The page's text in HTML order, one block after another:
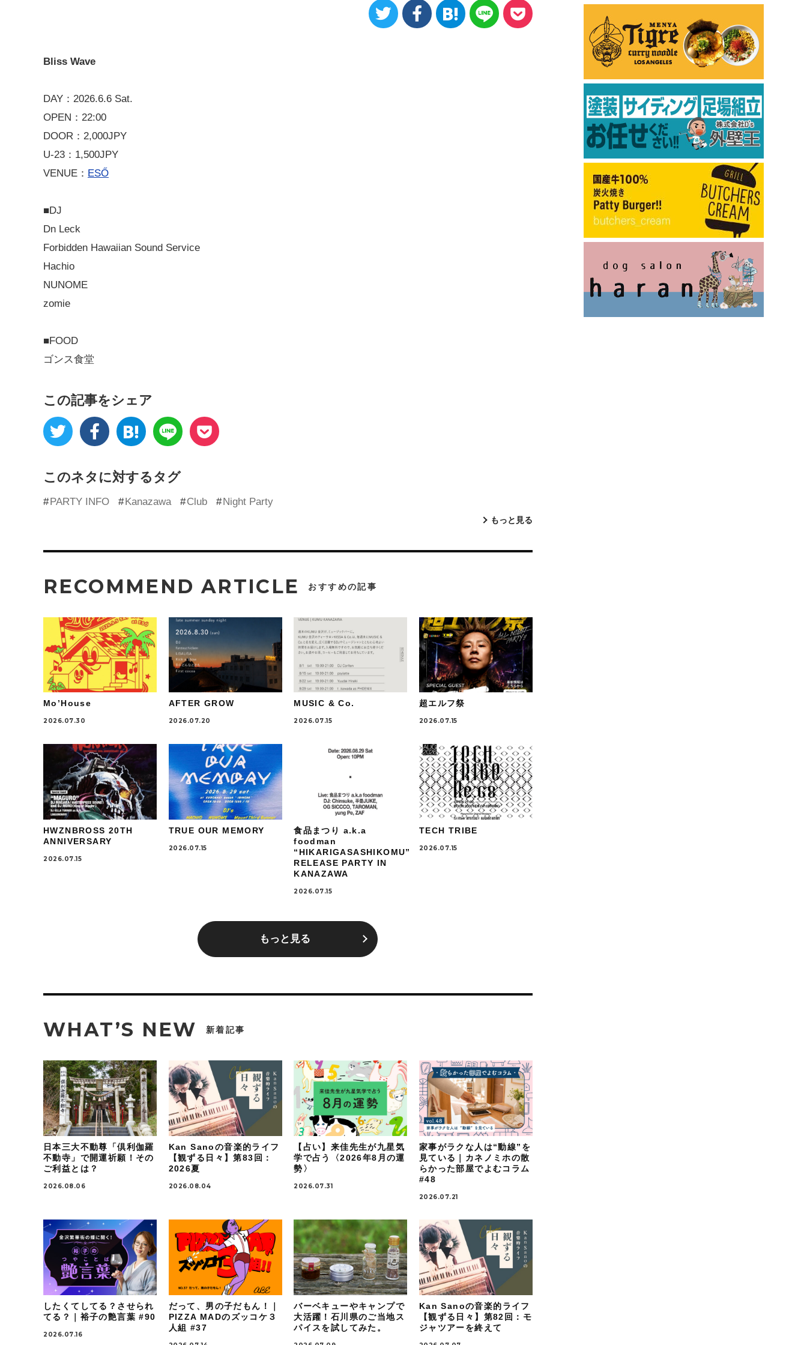
Bliss Wave
DAY：2026.6.6 Sat.
OPEN：22:00
DOOR：2,000JPY
U-23：1,500JPY
VENUE： ESŐ
■DJ
Dn Leck
Forbidden Hawaiian Sound Service
Hachio
NUNOME
zomie
■FOOD
ゴンス食堂
この記事をシェア
このネタに対するタグ
PARTY INFO Kanazawa Club Night Party
もっと見る
RECOMMEND ARTICLE おすすめの記事
Mo’House
2026.07.30
AFTER GROW
2026.07.20
MUSIC & Co.
2026.07.15
超エルフ祭
2026.07.15
HWZNBROSS 20TH
ANNIVERSARY
2026.07.15
TRUE OUR MEMORY
2026.07.15
食品まつり a.k.a
foodman
“HIKARIGASASHIKOMU”
RELEASE PARTY IN
KANAZAWA
2026.07.15
TECH TRIBE
2026.07.15
もっと見る
WHAT’S NEW 新着記事
日本三大不動尊「倶利伽羅
不動寺」で開運祈願！その
ご利益とは？
2026.08.06
Kan Sanoの音楽的ライフ
【観ずる日々】第83回：
2026夏
2026.08.04
【占い】来佳先生が九星気
学で占う〈2026年8月の運
勢〉
2026.07.31
家事がラクな人は“動線”を
見ている｜カネノミホの散
らかった部屋でよむコラム
#48
2026.07.21
したくてしてる？させられ
てる？｜裕子の艶言葉 #90
2026.07.16
だって、男の子だもん！｜
PIZZA MADのズッコケ３
人組 #37
バーベキューやキャンプで
大活躍！石川県のご当地ス
パイスを試してみた。
Kan Sanoの音楽的ライフ
【観ずる日々】第82回：モ
ジャツアーを終えて